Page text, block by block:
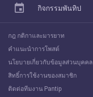
Explore
กิจกรรมพันทิป
กฎ กติกาและมารยาท
คำแนะนำการโพสต์
นโยบายเกี่ยวกับข้อมูลส่วนบุคคล
สิทธิ์การใช้งานของสมาชิก
ติดต่อทีมงาน Pantip